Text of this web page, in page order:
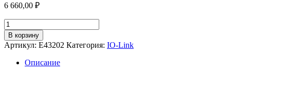
6 660,00 ₽
Количество
товара
Фланцевая
пластина
датчиков
В корзину
Артикул: E43202 Категория: IO-Link
Описание